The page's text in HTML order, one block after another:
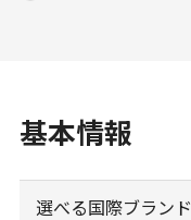
基本情報
選べる国際ブランド